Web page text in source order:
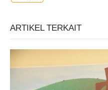
ARTIKEL TERKAIT